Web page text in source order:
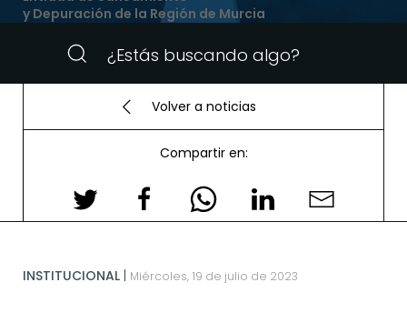
y Depuración de la Región de Murcia
Volver a noticias
Compartir en:
INSTITUCIONAL Miércoles, 19 de julio de 2023